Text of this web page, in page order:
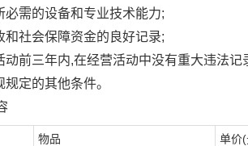
必需的设备和专业技术能力;
和社会保障资金的良好记录;
动前三年内,在经营活动中没有重大违法记
定的其他条件。
物品 单价